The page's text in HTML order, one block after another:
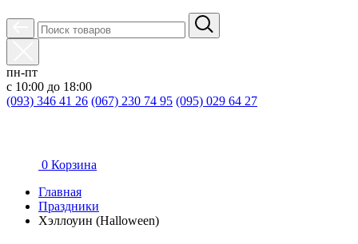
пн-пт
с 10:00 до 18:00
(093) 346 41 26 (067) 230 74 95 (095) 029 64 27
0 Корзина
Главная
Праздники
Хэллоуин (Halloween)